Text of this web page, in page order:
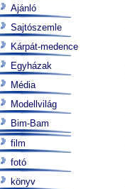
Ajánló
Sajtószemle
Kárpát-medence
Egyházak
Média
Modellvilág
Bim-Bam
film
fotó
könyv